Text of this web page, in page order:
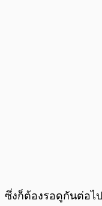
ซึ่งก็ต้องรอดูกันต่อไ